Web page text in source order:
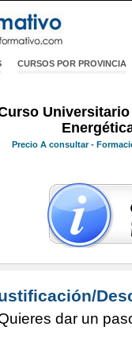
CURSOS POR PROVINCIA
Precio A consultar -
dar un